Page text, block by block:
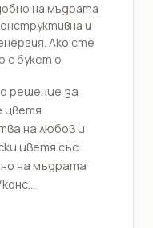
на мъдрата
и
Ако сте
с букет о
решение за
цветя
на любов и
цветя със
на мъдрата